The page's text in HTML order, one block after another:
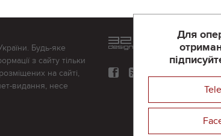
Для
Будь-яке
з сайту тільки
на сайті,
видання, несе
Розроблений та
компанії 32х32